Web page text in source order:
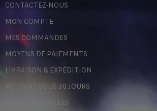
CONTACTEZ-NOUS
MON COMPTE
MES COMMANDES
MOYENS DE PAIEMENTS
LIVRAISON & EXPÉDITION
RETOURS SOUS 30 JOURS
GUIDE DES TAILLES